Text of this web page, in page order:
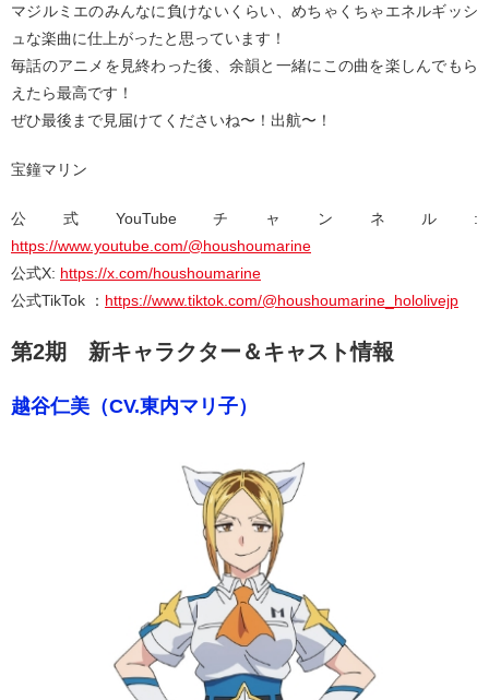
マジルミエのみんなに負けないくらい、めちゃくちゃエネルギッシ
ュな楽曲に仕上がったと思っています！
毎話のアニメを見終わった後、余韻と一緒にこの曲を楽しんでもら
えたら最高です！
ぜひ最後まで見届けてくださいね〜！出航〜！
宝鐘マリン
公式YouTubeチャンネル:
https://www.youtube.com/@houshoumarine
公式X: https://x.com/houshoumarine
公式TikTok ： https://www.tiktok.com/@houshoumarine_hololivejp
第2期 新キャラクター＆キャスト情報
越谷仁美（CV.東内マリ子）